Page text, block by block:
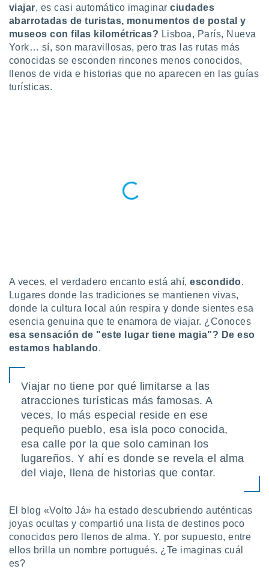
así como
perfil
y
en
más
cookies
aceptar
de
sitio
que
para
ni para
no
Puedes
acceder a
viajar, es casi automático imaginarciudades
abarrotadas de turistas, monumentos de postal y
museos con filas kilométricas? Lisboa, París, Nueva
York… sí, son maravillosas, pero tras las rutas más
conocidas se esconden rincones menos conocidos,
llenos de vida e historias que no aparecen en las guías
turísticas.
A veces, el verdadero encanto está ahí,escondido.
Lugares donde las tradiciones se mantienen vivas,
donde la cultura local aún respira y donde sientes esa
esencia genuina que te enamora de viajar. ¿Conoces
esa sensación de "este lugar tiene magia"? De eso
estamos hablando.
Viajar no tiene por qué limitarse a las
atracciones turísticas más famosas. A
veces, lo más especial reside en ese
pequeño pueblo, esa isla poco conocida,
esa calle por la que solo caminan los
lugareños. Y ahí es donde se revela el alma
del viaje, llena de historias que contar.
El blog «Volto Já» ha estado descubriendo auténticas
joyas ocultas y compartió una lista de destinos poco
conocidos pero llenos de alma. Y, por supuesto, entre
ellos brilla un nombre portugués. ¿Te imaginas cuál
es?